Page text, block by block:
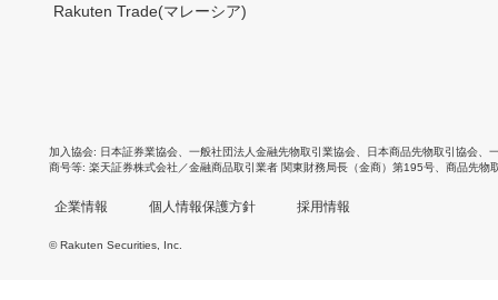
Rakuten Trade(マレーシア)
加入協会 日本証券業協会 一般社団法人金融先物取引業協会 日本商品先物取引協会
商号等 楽天証券株式会社／金融商品取引業者 関東財務局長（金商）第195号、商品先物
企業情報 個人情報保護方針 採用情報
© Rakuten Securities, Inc.